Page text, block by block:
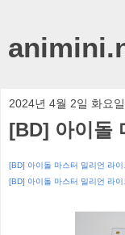
2024년 4월 2일 화요일
[BD] 아이돌
[BD] 아이돌 마스터 밀리언 라이
[BD] 아이돌 마스터 밀리언 라이